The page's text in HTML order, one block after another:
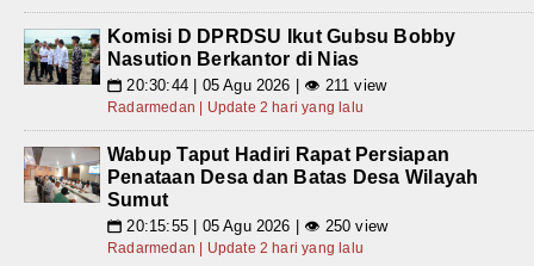
Komisi D DPRDSU Ikut Gubsu Bobby
Nasution Berkantor di Nias
📅 20:30:44 | 05 Agu 2026 | 👁 211 view
Radarmedan | Update 2 hari yang lalu
Wabup Taput Hadiri Rapat Persiapan
Penataan Desa dan Batas Desa Wilayah
Sumut
📅 20:15:55 | 05 Agu 2026 | 👁 250 view
Radarmedan | Update 2 hari yang lalu